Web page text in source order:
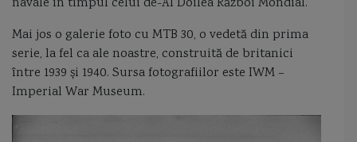
Nicolae Gonta nod Oceanul Indian Operatiunea 60000
operatiuni de dragaj Pantsir M
panzarul moldovenesc
pavilioane pavilion Lima pavilion Quebec paza de coastă
Mai jos o galerie foto cu MTB 30, o vedetă din prima
serie, la fel ca ale noastre, construită de britanici
între 1939 și 1940. Sursa fotografiilor este IWM –
Imperial War Museum.